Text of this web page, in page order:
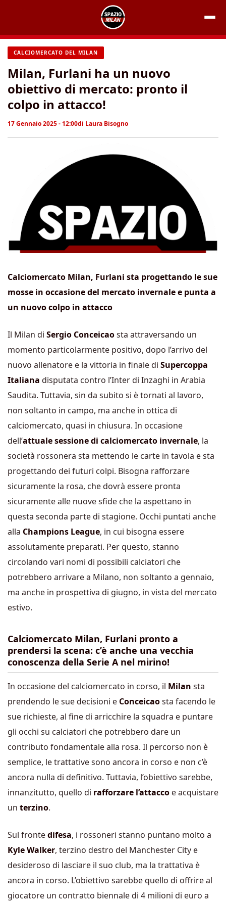
contenuto
CALCIOMERCATO DEL MILAN
Milan, Furlani ha un nuovo
obiettivo di mercato: pronto il
colpo in attacco!
17 Gennaio 2025 - 12:00di Laura Bisogno
Calciomercato Milan, Furlani sta progettando le sue
mosse in occasione del mercato invernale e punta a
un nuovo colpo in attacco
Il Milan di Sergio Conceicaosta attraversando un
momento particolarmente positivo, dopo l’arrivo del
nuovo allenatore e la vittoria in finale di Supercoppa
Italiana disputata contro l’Inter di Inzaghi in Arabia
Saudita. Tuttavia, sin da subito si è tornati al lavoro,
non soltanto in campo, ma anche in ottica di
calciomercato, quasi in chiusura. In occasione
dell’attuale sessione di calciomercato invernale, la
società rossonera sta mettendo le carte in tavola e sta
progettando dei futuri colpi. Bisogna rafforzare
sicuramente la rosa, che dovrà essere pronta
sicuramente alle nuove sfide che la aspettano in
questa seconda parte di stagione. Occhi puntati anche
alla Champions League, in cui bisogna essere
assolutamente preparati. Per questo, stanno
circolando vari nomi di possibili calciatori che
potrebbero arrivare a Milano, non soltanto a gennaio,
ma anche in prospettiva di giugno, in vista del mercato
estivo.
Calciomercato Milan, Furlani pronto a
prendersi la scena: c’è anche una vecchia
conoscenza della Serie A nel mirino!
In occasione del calciomercato in corso, il Milan sta
prendendo le sue decisioni e Conceicaosta facendo le
sue richieste, al fine di arricchire la squadra e puntare
gli occhi su calciatori che potrebbero dare un
contributo fondamentale alla rosa. Il percorso non è
semplice, le trattative sono ancora in corso e non c’è
ancora nulla di definitivo. Tuttavia, l’obiettivo sarebbe,
innanzitutto, quello di rafforzare l’attacco e acquistare
un terzino.
Sul frontedifesa, i rossoneri stanno puntano molto a
Kyle Walker, terzino destro del Manchester City e
desideroso di lasciare il suo club, ma la trattativa è
ancora in corso. L’obiettivo sarebbe quello di offrire al
giocatore un contratto biennale di 4 milioni di euro a